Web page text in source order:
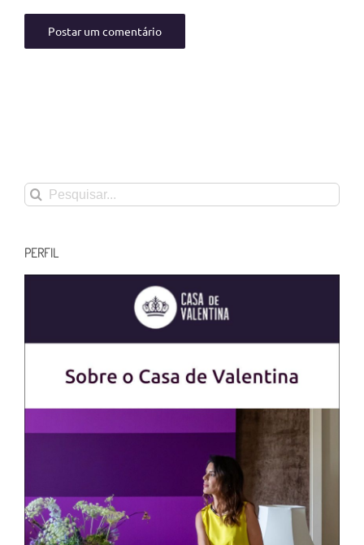
Buscar
resultados
PERFIL